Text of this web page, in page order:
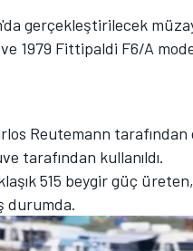
gerçekleştirilecek
1979 Fittipaldi F6/A
Reutemann tarafından
tarafından kullanıldı.
515 beygir güç
durumda.